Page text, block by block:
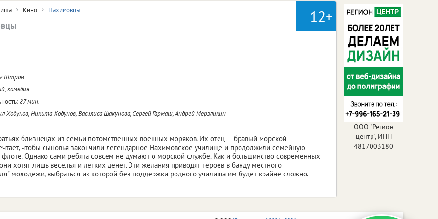
12+
Кино Нахимовцы
Штром
комедия
87 мин.
Ходунов, Никита Ходунов, Василиса Шакунова, Сергей Гармаш, Андрей Мерзликин
близнецах из семьи потомственных военных моряков. Их отец — бравый морской
чтобы сыновья закончили легендарное Нахимовское училище и продолжили семейную
Однако сами ребята совсем не думают о морской службе. Как и большинство современных
хотят лишь веселья и легких денег. Эти желания приводят героев в банду местного
молодежи, выбраться из которой без поддержки родного училища им будет крайне сложно.
ООО "Регион
центр", ИНН
4817003180